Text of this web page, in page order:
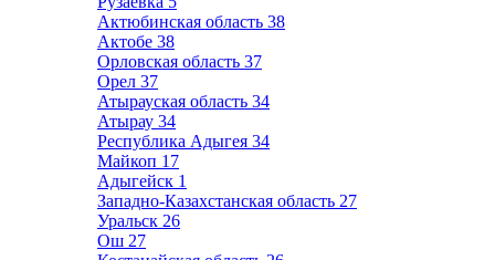
Актюбинская область 38
Актобе 38
Орловская область 37
Орел 37
Атырауская область 34
Атырау 34
Республика Адыгея 34
Майкоп 17
Адыгейск 1
Западно-Казахстанская область 27
Уральск 26
Ош 27